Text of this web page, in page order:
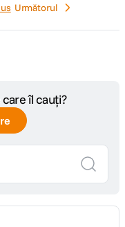
Următorul
îl cauți?